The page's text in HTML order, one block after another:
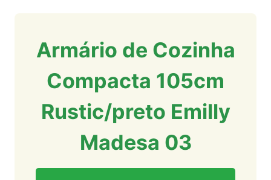
Armário de Cozinha
Compacta 105cm
Rustic/preto Emilly
Madesa 03